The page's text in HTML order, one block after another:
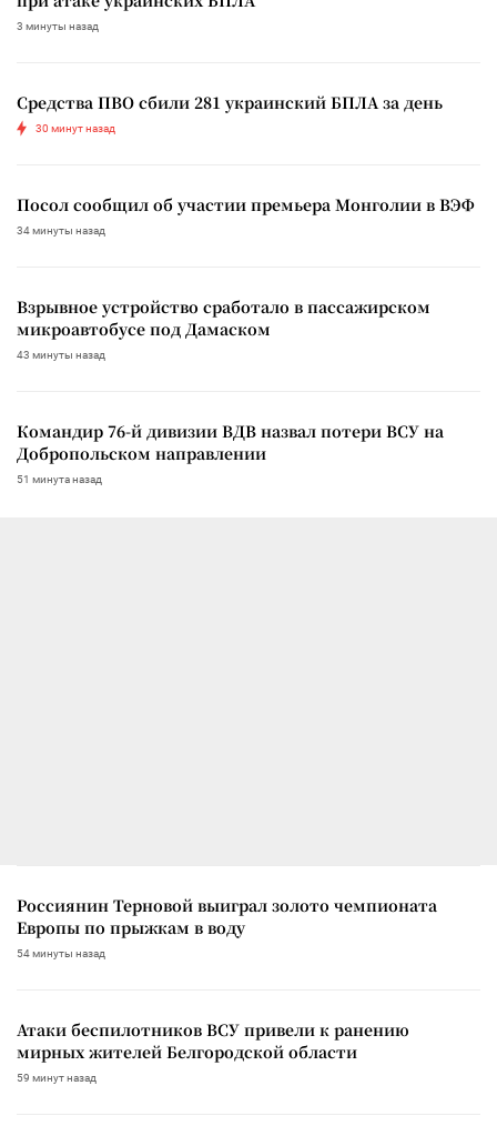
3 минуты назад
Средства ПВО сбили 281 украинский БПЛА за день
30 минут назад
Посол сообщил об участии премьера Монголии в ВЭФ
34 минуты назад
Взрывное устройство сработало в пассажирском
микроавтобусе под Дамаском
43 минуты назад
Командир 76-й дивизии ВДВ назвал потери ВСУ на
Добропольском направлении
51 минута назад
Россиянин Терновой выиграл золото чемпионата
Европы по прыжкам в воду
54 минуты назад
Атаки беспилотников ВСУ привели к ранению
мирных жителей Белгородской области
59 минут назад